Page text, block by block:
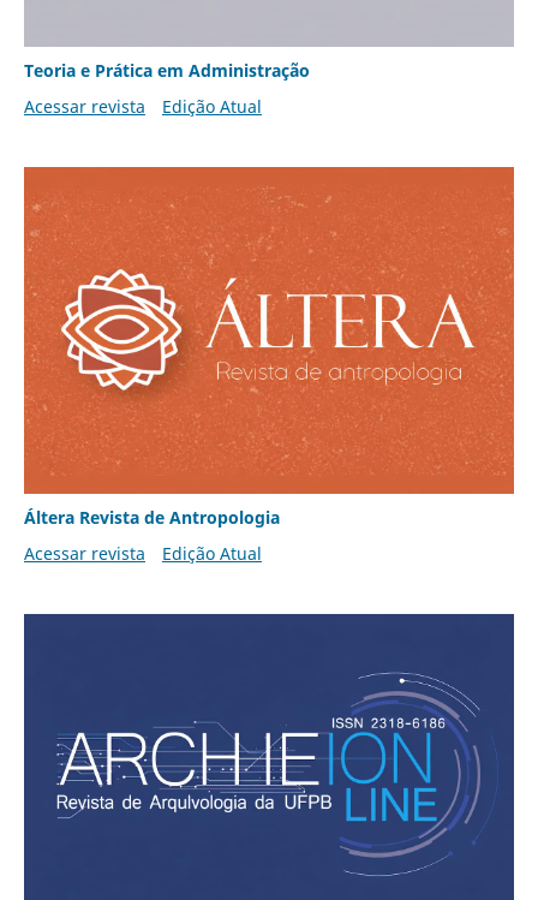
Teoria e Prática em Administração
Acessar revista
Edição Atual
Áltera Revista de Antropologia
Acessar revista
Edição Atual